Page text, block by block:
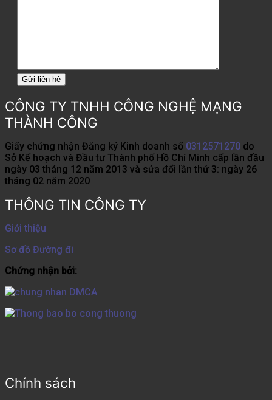
CÔNG TY TNHH CÔNG NGHỆ MẠNG
THÀNH CÔNG
Giấy chứng nhận Đăng ký Kinh doanh số 0312571270 do
Sở Kế hoạch và Đầu tư Thành phố Hồ Chí Minh cấp lần đầu
ngày 03 tháng 12 năm 2013 và sửa đổi lần thứ 3: ngày 26
tháng 02 năm 2020
THÔNG TIN CÔNG TY
Giới thiệu
Sơ đồ Đường đi
Chứng nhận bởi:
Chính sách